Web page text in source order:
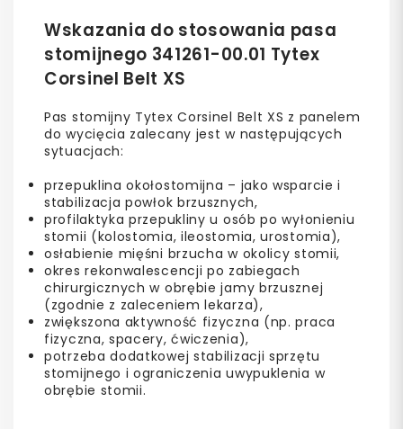
Wskazania do stosowania pasa
stomijnego 341261-00.01 Tytex
Corsinel Belt XS
Pas stomijny Tytex Corsinel Belt XS z panelem
do wycięcia zalecany jest w następujących
sytuacjach:
przepuklina okołostomijna – jako wsparcie i
stabilizacja powłok brzusznych,
profilaktyka przepukliny u osób po wyłonieniu
stomii (kolostomia, ileostomia, urostomia),
osłabienie mięśni brzucha w okolicy stomii,
okres rekonwalescencji po zabiegach
chirurgicznych w obrębie jamy brzusznej
(zgodnie z zaleceniem lekarza),
zwiększona aktywność fizyczna (np. praca
fizyczna, spacery, ćwiczenia),
potrzeba dodatkowej stabilizacji sprzętu
stomijnego i ograniczenia uwypuklenia w
obrębie stomii.